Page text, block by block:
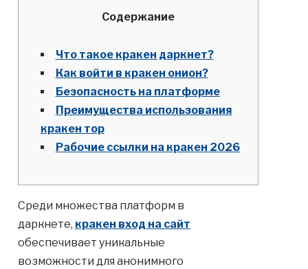
Содержание
Что такое кракен даркнет?
Как войти в кракен онион?
Безопасность на платформе
Преимущества использования
кракен тор
Рабочие ссылки на кракен 2026
Среди множества платформ в
даркнете, кракен вход на сайт
обеспечивает уникальные
возможности для анонимного